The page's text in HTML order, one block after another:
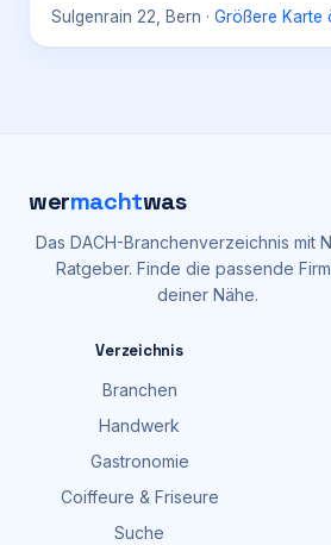
Sulgenrain 22, Bern · Größere Karte
wermachtwas
Das DACH-Branchenverzeichnis mit
Ratgeber. Finde die passende
deiner Nähe.
Verzeichnis
Branchen
Handwerk
Gastronomie
Coiffeure & Friseure
Suche